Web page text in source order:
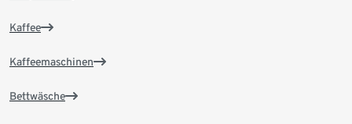
Kaffee
Kaffeemaschinen
Bettwäsche